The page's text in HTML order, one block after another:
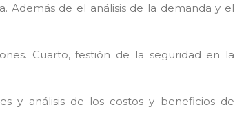
Además de el análisis de la demanda y el
Cuarto, festión de la seguridad en la
y análisis de los costos y beneficios de